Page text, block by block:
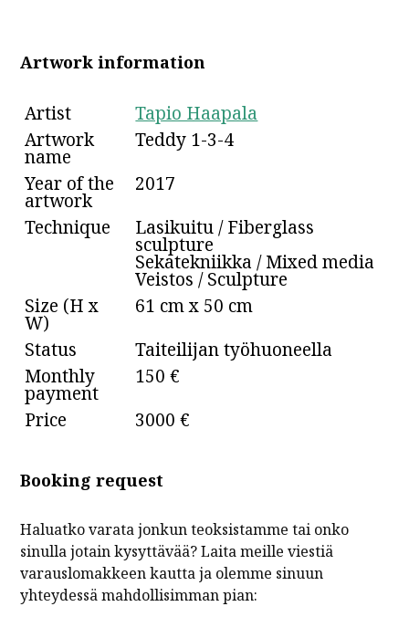
Artwork information
Artist
Tapio Haapala
Artwork
name
Teddy 1-3-4
Year of the
artwork
2017
Technique
Lasikuitu / Fiberglass
sculpture
Sekatekniikka / Mixed media
Veistos / Sculpture
Size (H x
W)
61 cm x 50 cm
Status
Taiteilijan työhuoneella
Monthly
payment
150 €
Price
3000 €
Booking request
Haluatko varata jonkun teoksistamme tai onko
sinulla jotain kysyttävää? Laita meille viestiä
varauslomakkeen kautta ja olemme sinuun
yhteydessä mahdollisimman pian: